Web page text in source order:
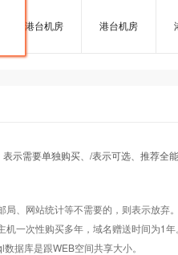
港台机房 港台机房
Windows2008/
Linux
Windows2008/
Linux
表示需要单独购买、/表示可选、推荐全
局、网站统计等不需要的，则表示放弃
机一次性购买多年，域名赠送时间为1年
据库是跟WEB空间共享大小。